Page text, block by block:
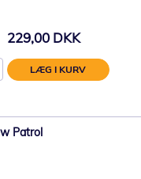
229,00 DKK
LÆG I KURV
Patrol